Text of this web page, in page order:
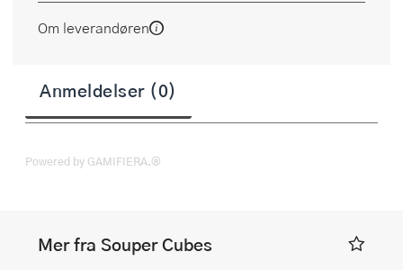
Om leverandøren
Anmeldelser (0)
Powered by GAMIFIERA.®
Mer fra Souper Cubes